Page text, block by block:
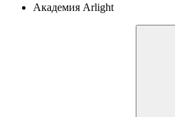
Академия Arlight